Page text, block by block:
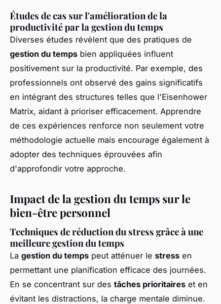
Études de cas sur l'amélioration de la
productivité par la gestion du temps
Diverses études révèlent que des pratiques de
gestion du temps bien appliquées influent
positivement sur la productivité. Par exemple, des
professionnels ont observé des gains significatifs
en intégrant des structures telles que l'Eisenhower
Matrix, aidant à prioriser efficacement. Apprendre
de ces expériences renforce non seulement votre
méthodologie actuelle mais encourage également à
adopter des techniques éprouvées afin
d'approfondir votre approche.
Impact de la gestion du temps sur le
bien-être personnel
Techniques de réduction du stress grâce à une
meilleure gestion du temps
La gestion du temps peut atténuer le stress en
permettant une planification efficace des journées.
En se concentrant sur des tâches prioritaires et en
évitant les distractions, la charge mentale diminue.